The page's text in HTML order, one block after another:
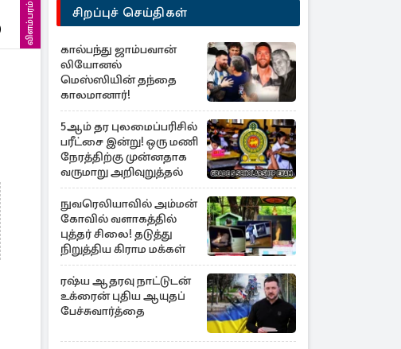
விளம்பரம் சிறப்புச் செய்திகள்
கால்பந்து ஜாம்பவான்
லியோனல்
மெஸ்ஸியின் தந்தை
காலமானார்!
5ஆம் தர புலமைப்பரிசில்
பரீட்சை இன்று! ஒரு மணி
நேரத்திற்கு முன்னதாக
வருமாறு அறிவுறுத்தல்
நுவரெலியாவில் அம்மன்
கோவில் வளாகத்தில்
புத்தர் சிலை! தடுத்து
நிறுத்திய கிராம மக்கள்
ரஷ்ய ஆதரவு நாட்டுடன்
உக்ரைன் புதிய ஆயுதப்
பேச்சுவார்த்தை